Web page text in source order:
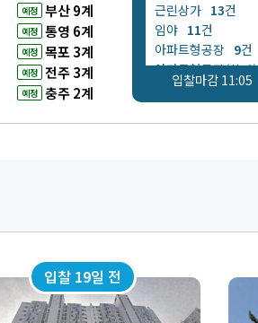
예정 부산 9계
예정 통영 6계
예정 목포 3계
예정 전주 3계
예정 충주 2계
근린상가 13건
임야 11건
아파트형공장 9건
아파트형공장(상가)
공장 4건
단독주택 2건
입찰마감 11:05
입찰 19일 전